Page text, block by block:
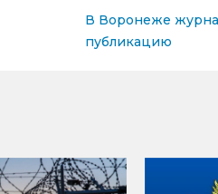
В Воронеже
публикацию